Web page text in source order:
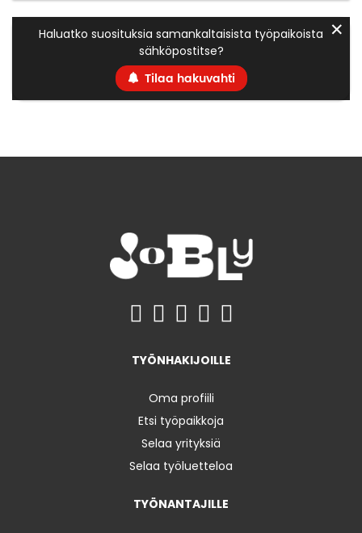
Haluatko suosituksia samankaltaisista työpaikoista
sähköpostitse?
Tilaa hakuvahti
✕
TYÖNHAKIJOILLE
Oma profiili
Etsi työpaikkoja
Selaa yrityksiä
Selaa työluetteloa
TYÖNANTAJILLE